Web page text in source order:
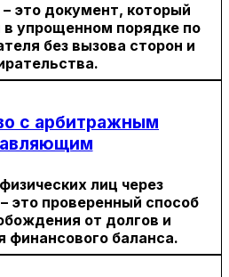
это документ, который
упрощенном порядке по
без вызова сторон и
с арбитражным
лиц через
это проверенный способ
от долгов и
финансового баланса.